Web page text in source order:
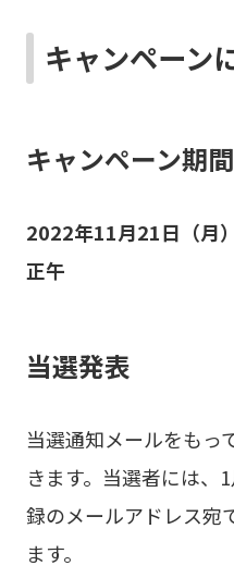
キャンペーン
キャンペーン期間
2022年11月21日（月
正午
当選発表
当選通知メールをもっ
きます。当選者には、
録のメールアドレス宛
ます。